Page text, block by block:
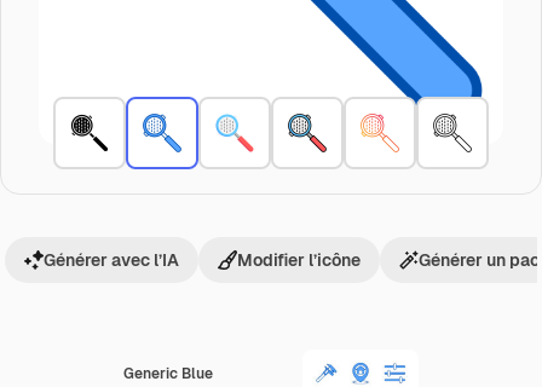
Generic Blue
Générer avec l’IA Modifier l’icône Générer un